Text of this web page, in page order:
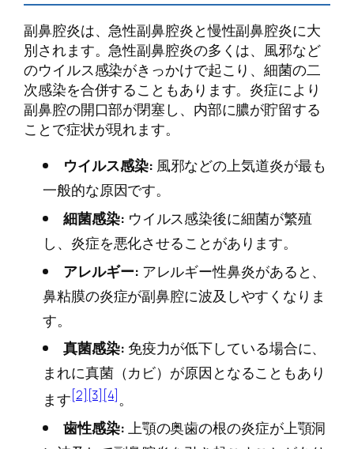
副鼻腔炎は、急性副鼻腔炎と慢性副鼻腔炎に大
別されます。急性副鼻腔炎の多くは、風邪など
のウイルス感染がきっかけで起こり、細菌の二
次感染を合併することもあります。炎症により
副鼻腔の開口部が閉塞し、内部に膿が貯留する
ことで症状が現れます。
ウイルス感染: 風邪などの上気道炎が最も
一般的な原因です。
細菌感染: ウイルス感染後に細菌が繁殖
し、炎症を悪化させることがあります。
アレルギー: アレルギー性鼻炎があると、
鼻粘膜の炎症が副鼻腔に波及しやすくなりま
す。
真菌感染: 免疫力が低下している場合に、
まれに真菌（カビ）が原因となることもあり
ます[2] [3] [4]。
歯性感染:上顎の奥歯の根の炎症が上顎洞